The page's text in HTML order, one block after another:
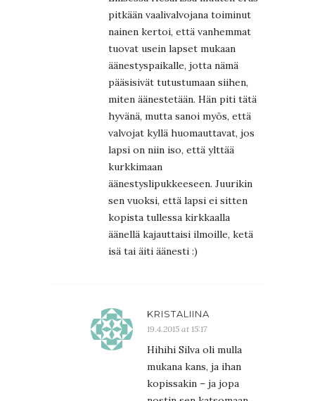
pitkään vaalivalvojana toiminut
nainen kertoi, että vanhemmat
tuovat usein lapset mukaan
äänestyspaikalle, jotta nämä
pääsisivät tutustumaan siihen,
miten äänestetään. Hän piti tätä
hyvänä, mutta sanoi myös, että
valvojat kyllä huomauttavat, jos
lapsi on niin iso, että ylttää
kurkkimaan
äänestyslipukkeeseen. Juurikin
sen vuoksi, että lapsi ei sitten
kopista tullessa kirkkaalla
äänellä kajauttaisi ilmoille, ketä
isä tai äiti äänesti :)
KRISTALIINA
19.4.2015 at 15:17
Hihihi Silva oli mulla
mukana kans, ja ihan
kopissakin – ja jopa